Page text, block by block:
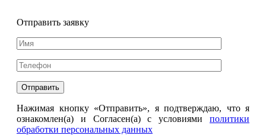
Отправить заявку
Нажимая кнопку «Отправить», я подтверждаю, что я
ознакомлен(а) и Согласен(а) с условиями политики
обработки персональных данных